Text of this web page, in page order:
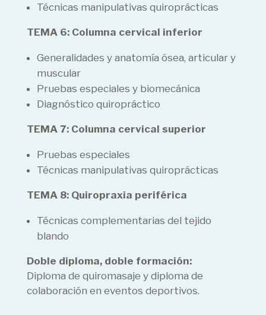
Técnicas manipulativas quiroprácticas
TEMA 6: Columna cervical inferior
Generalidades y anatomía ósea, articular y
muscular
Pruebas especiales y biomecánica
Diagnóstico quiropráctico
TEMA 7: Columna cervical superior
Pruebas especiales
Técnicas manipulativas quiroprácticas
TEMA 8: Quiropraxia periférica
Técnicas complementarias del tejido
blando
Doble diploma, doble formación:
Diploma de quiromasaje y diploma de
colaboración en eventos deportivos.